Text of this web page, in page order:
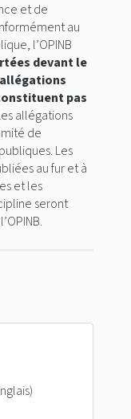
et de
au
l’OPINB
devant le
allégations
pas
allégations
de
Les
au fur et à
et les
seront